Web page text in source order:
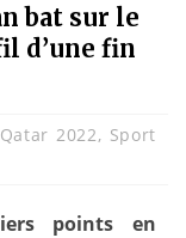
bat sur le
d’une fin
Qatar 2022, Sport
points en